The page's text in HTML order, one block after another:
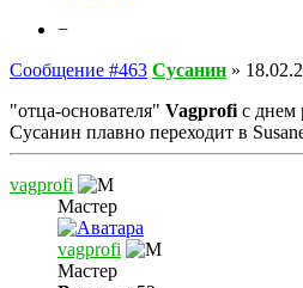
−
Сообщение #463 Сусанин »
"отца-основателя" Vagprofi с днем
Сусанин плавно переходит в
vagprofi
Мастер
vagprofi
Мастер